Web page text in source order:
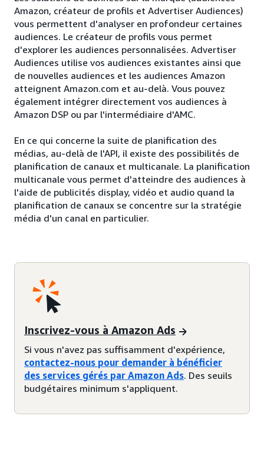
Amazon, créateur de profils et Advertiser Audiences)
vous permettent d'analyser en profondeur certaines
audiences. Le créateur de profils vous permet
d'explorer les audiences personnalisées. Advertiser
Audiences utilise vos audiences existantes ainsi que
de nouvelles audiences et les audiences Amazon
atteignent Amazon.com et au-delà. Vous pouvez
également intégrer directement vos audiences à
Amazon DSP ou par l'intermédiaire d'AMC.
En ce qui concerne la suite de planification des
médias, au-delà de l'API, il existe des possibilités de
planification de canaux et multicanale. La planification
multicanale vous permet d'atteindre des audiences à
l'aide de publicités display, vidéo et audio quand la
planification de canaux se concentre sur la stratégie
média d'un canal en particulier.
Inscrivez-vous à Amazon Ads
Si vous n'avez pas suffisamment d'expérience,
contactez-nous pour demander à bénéficier
des services gérés par Amazon Ads. Des seuils
budgétaires minimum s'appliquent.